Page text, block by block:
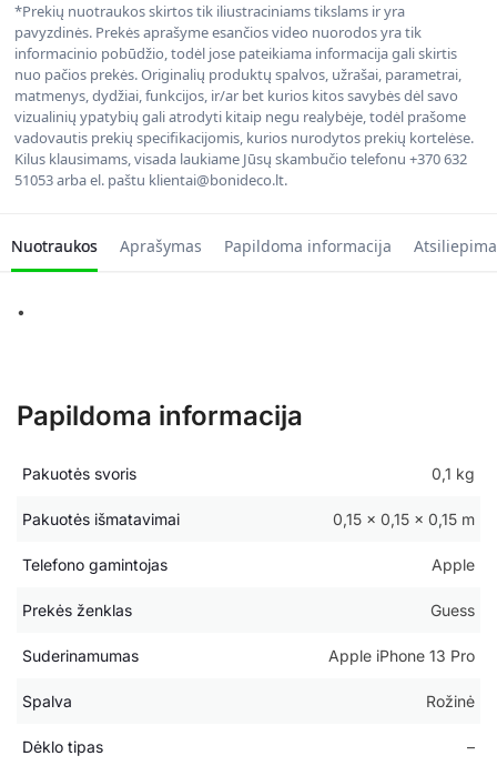
*Prekių nuotraukos skirtos tik iliustraciniams tikslams ir yra
pavyzdinės. Prekės aprašyme esančios video nuorodos yra tik
informacinio pobūdžio, todėl jose pateikiama informacija gali skirtis
nuo pačios prekės. Originalių produktų spalvos, užrašai, parametrai,
matmenys, dydžiai, funkcijos, ir/ar bet kurios kitos savybės dėl savo
vizualinių ypatybių gali atrodyti kitaip negu realybėje, todėl prašome
vadovautis prekių specifikacijomis, kurios nurodytos prekių kortelėse.
Kilus klausimams, visada laukiame Jūsų skambučio telefonu +370 632
51053 arba el. paštu klientai@bonideco.lt.
Nuotraukos Aprašymas Papildoma informacija
•
Papildoma informacija
Pakuotės svoris 0,1 kg
Pakuotės išmatavimai 0,15 × 0,15 × 0,15 m
Telefono gamintojas Apple
Prekės ženklas Guess
Suderinamumas Apple iPhone 13 Pro
Spalva Rožinė
Dėklo tipas –